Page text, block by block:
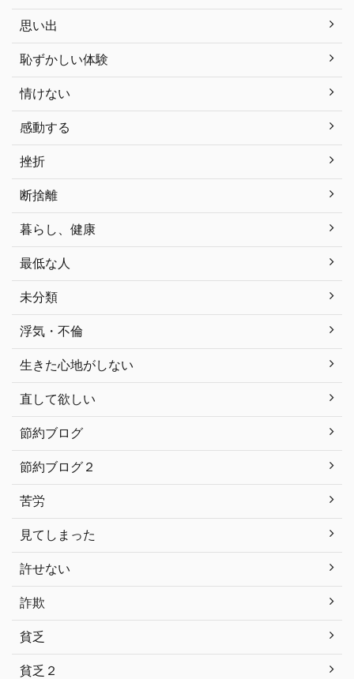
思い出
恥ずかしい体験
情けない
感動する
挫折
断捨離
暮らし、健康
最低な人
未分類
浮気・不倫
生きた心地がしない
直して欲しい
節約ブログ
節約ブログ２
苦労
見てしまった
許せない
詐欺
貧乏
貧乏２